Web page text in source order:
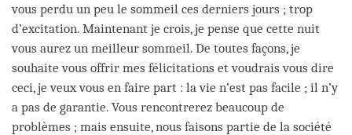
vous perdu un peu le sommeil ces derniers jours ; trop
d’excitation. Maintenant je crois, je pense que cette nuit
vous aurez un meilleur sommeil. De toutes façons, je
souhaite vous offrir mes félicitations et voudrais vous dire
ceci, je veux vous en faire part : la vie n’est pas facile ; il n’y
a pas de garantie. Vous rencontrerez beaucoup de
problèmes ; mais ensuite, nous faisons partie de la société